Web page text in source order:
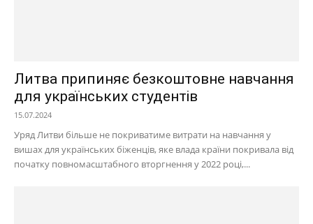
Литва припиняє безкоштовне навчання
для українських студентів
15.07.2024
Уряд Литви більше не покриватиме витрати на навчання у
вишах для українських біженців, яке влада країни покривала від
початку повномасштабного вторгнення у 2022 році,...